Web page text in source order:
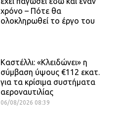
χρόνο – Πότε θα
ολοκληρωθεί το έργο του
Καστέλλι: «Κλειδώνει» η
σύμβαση ύψους €112 εκατ.
για τα κρίσιμα συστήματα
αεροναυτιλίας
06/08/2026 08:39